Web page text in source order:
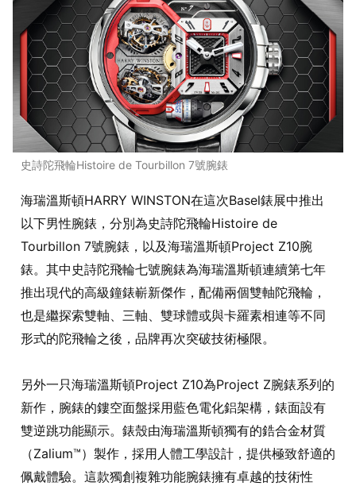
史詩陀飛輪Histoire de Tourbillon 7號腕錶
海瑞溫斯頓HARRY WINSTON在這次Basel錶展中推出
以下男性腕錶，分別為史詩陀飛輪Histoire de
Tourbillon 7號腕錶，以及海瑞溫斯頓Project Z10腕
錶。其中史詩陀飛輪七號腕錶為海瑞溫斯頓連續第七年
推出現代的高級鐘錶嶄新傑作，配備兩個雙軸陀飛輪，
也是繼探索雙軸、三軸、雙球體或與卡羅素相連等不同
形式的陀飛輪之後，品牌再次突破技術極限。
另外一只海瑞溫斯頓Project Z10為Project Z腕錶系列的
新作，腕錶的鏤空面盤採用藍色電化鋁架構，錶面設有
雙逆跳功能顯示。錶殼由海瑞溫斯頓獨有的鋯合金材質
（Zalium™）製作，採用人體工學設計，提供極致舒適的
佩戴體驗。這款獨創複雜功能腕錶擁有卓越的技術性